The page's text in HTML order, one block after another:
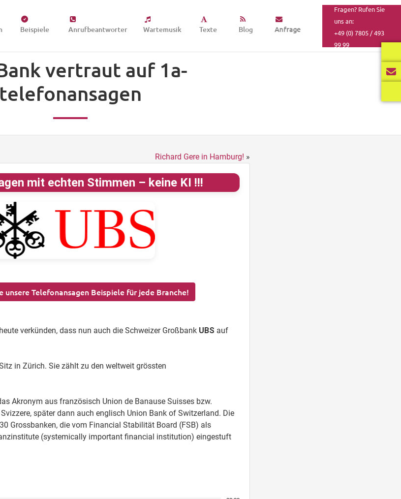
Beispiele Anrufbeantworter Wartemusik Texte Blog Anfrage
Fragen? Rufen Sie
uns an:
+49 (0) 7805 / 493
99 99
vertraut auf 1a-
telefonansagen
Richard Gere in Hamburg! »
mit echten Stimmen – keine KI !!!
unsere Telefonansagen Beispiele für jede Branche!
verkünden, dass nun auch die Schweizer Großbank UBS auf
in Zürich. Sie zählt zu den weltweit grössten
Akronym aus französisch Union de Banause Suisses bzw.
später dann auch englisch Union Bank of Switzerland. Die
Grossbanken, die vom Financial Stabilität Board (FSB) als
(systemically important financial institution) eingestuft